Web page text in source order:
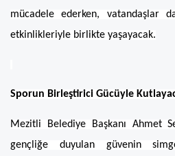
mücadele ederken, vatandaşlar
etkinlikleriyle birlikte yaşayacak.
Sporun Birleştirici Gücüyle
Mezitli Belediye Başkanı Ahmet
gençliğe duyulan güvenin